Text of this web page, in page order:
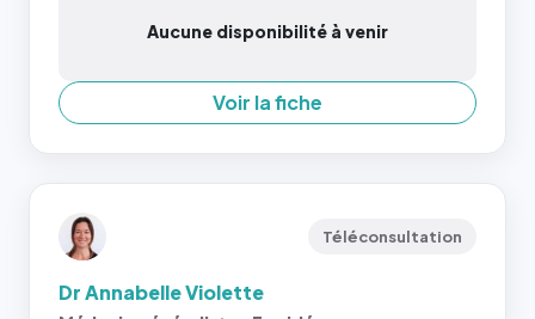
Aucune disponibilité à venir
Voir la fiche
Téléconsultation
Dr Annabelle Violette